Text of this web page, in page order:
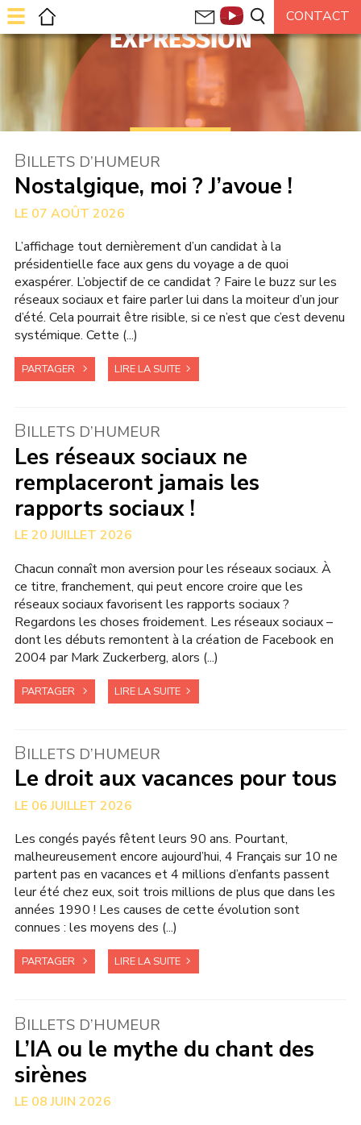
EXPRESSION
BILLETS D’HUMEUR
Nostalgique, moi ? J’avoue !
07 AOÛT 2026
L’affichage tout dernièrement d’un candidat à la
présidentielle face aux gens du voyage a de quoi
exaspérer. L’objectif de ce candidat ? Faire le buzz sur les
réseaux sociaux et faire parler lui dans la moiteur d’un jour
d’été. Cela pourrait être risible, si ce n’est que c’est devenu
systémique. Cette (...)
PARTAGER LIRE LA SUITE
BILLETS D’HUMEUR
Les réseaux sociaux ne
remplaceront jamais les
rapports sociaux !
20 JUILLET 2026
Chacun connaît mon aversion pour les réseaux sociaux. À
ce titre, franchement, qui peut encore croire que les
réseaux sociaux favorisent les rapports sociaux ?
Regardons les choses froidement. Les réseaux sociaux –
dont les débuts remontent à la création de Facebook en
2004 par Mark Zuckerberg, alors (...)
PARTAGER LIRE LA SUITE
BILLETS D’HUMEUR
Le droit aux vacances pour tous
06 JUILLET 2026
Les congés payés fêtent leurs 90 ans. Pourtant,
malheureusement encore aujourd’hui, 4 Français sur 10 ne
partent pas en vacances et 4 millions d’enfants passent
leur été chez eux, soit trois millions de plus que dans les
années 1990 ! Les causes de cette évolution sont
connues : les moyens des (...)
PARTAGER LIRE LA SUITE
BILLETS D’HUMEUR
L’IA ou le mythe du chant des
sirènes
08 JUIN 2026